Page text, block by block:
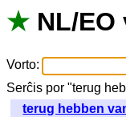
★ NL/EO
Vorto:
Serĉis por "terug
terug hebben